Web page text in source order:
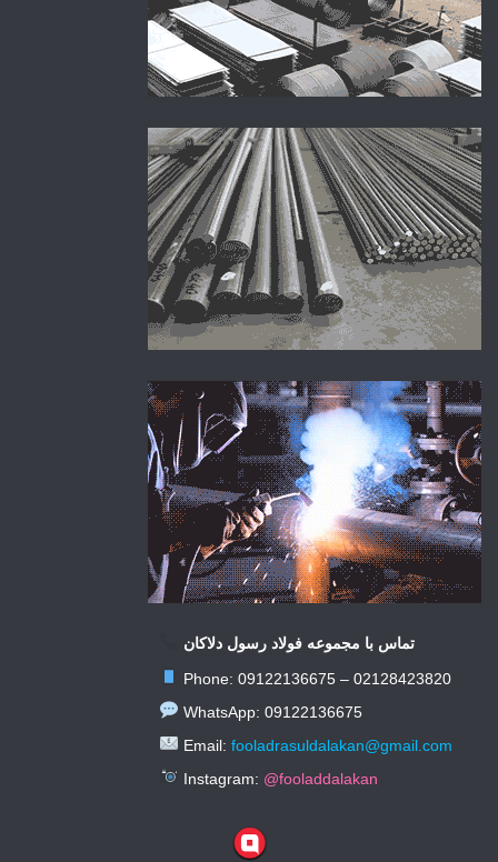
تماس با مجموعه فولاد رسول دلاکان
Phone: 09122136675 – 02128423820
WhatsApp: 09122136675
Email:fooladrasuldalakan@gmail.com
Instagram: @fooladdalakan